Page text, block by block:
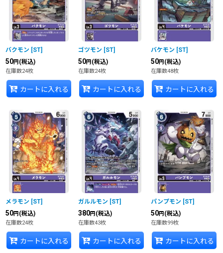
バクモン [ST]
50円 (税込)
在庫数24枚
カートに入れる
ゴツモン [ST]
50円 (税込)
在庫数24枚
カートに入れる
バケモン [ST]
50円 (税込)
在庫数48枚
カートに入れる
メラモン [ST]
50円 (税込)
在庫数24枚
カートに入れる
ガルルモン [ST]
380円 (税込)
在庫数43枚
カートに入れる
パンプモン [ST]
50円 (税込)
在庫数99枚
カートに入れる